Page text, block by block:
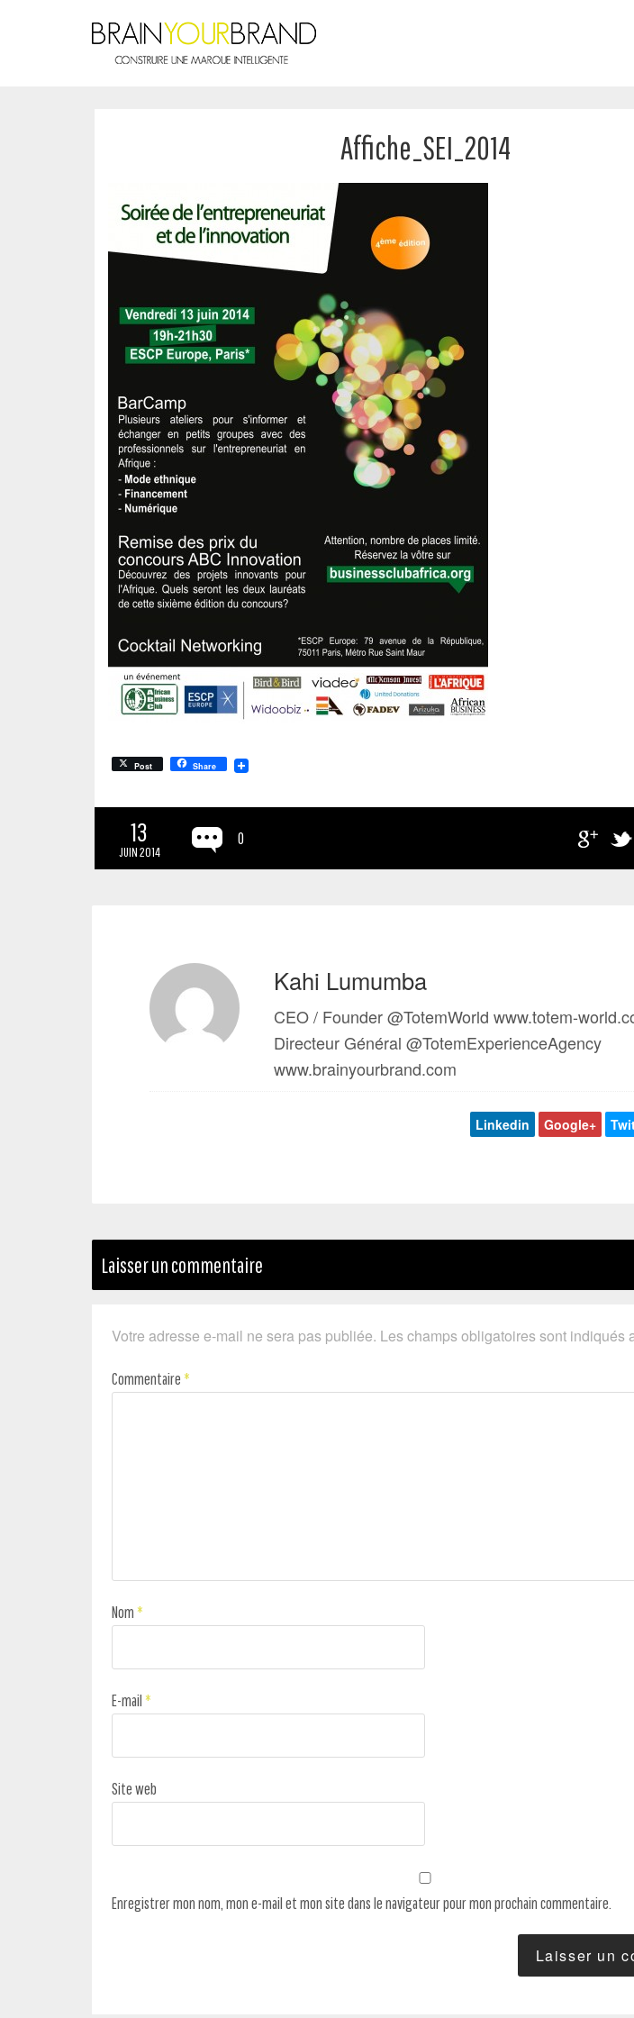
Affiche_SEI_2014
Post Share
13
JUIN 2014
0
Kahi Lumumba
CEO / Founder @TotemWorld www.totem-
Directeur Général @TotemExperienceAgency
www.brainyourbrand.com
Linkedin Google+
Laisser un commentaire
Votre adresse e-mail ne sera pas publiée. Les champs obligatoires sont indiqués
Commentaire*
Nom*
E-mail*
Site web
Enregistrer mon nom, mon e-mail et mon site dans le navigateur pour mon prochain commentaire.